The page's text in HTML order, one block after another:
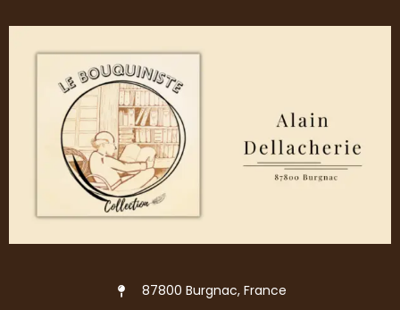
87800 Burgnac, France